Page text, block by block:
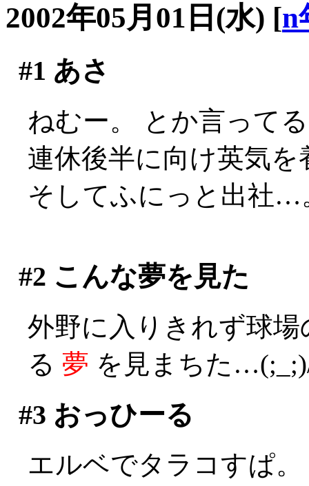
2002年05月01日(水) [n
#1 あさ
ねむー。 とか言って
連休後半に向け英気
そしてふにっと出社…
#2 こんな夢を見た
外野に入りきれず球
る 夢 を見まちた
#3 おっひーる
エルベでタラコすぱ。